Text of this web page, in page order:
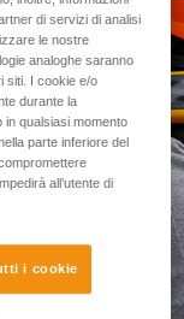
d'aria
le tue
di servizi di analisi
le nostre
analoghe saranno
siti. I cookie e/o
durante la
in qualsiasi momento
parte inferiore del
all’utente di
i cookie